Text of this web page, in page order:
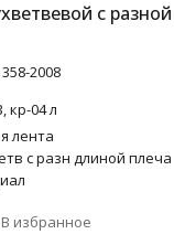
с
2008
кр-04 л
лента
с разн длиной плеча
В избранное